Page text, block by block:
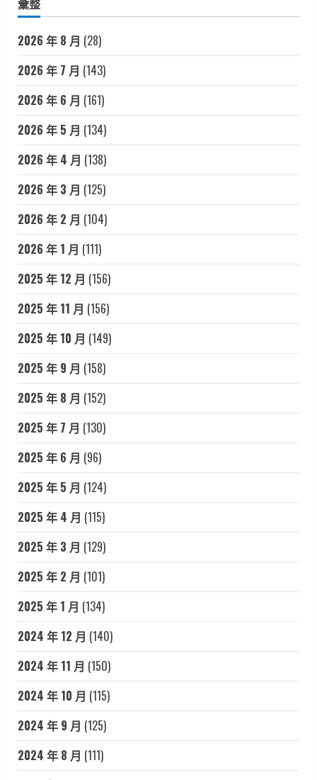
彙整
2026 年 8 月 (28)
2026 年 7 月 (143)
2026 年 6 月 (161)
2026 年 5 月 (134)
2026 年 4 月 (138)
2026 年 3 月 (125)
2026 年 2 月 (104)
2026 年 1 月 (111)
2025 年 12 月 (156)
2025 年 11 月 (156)
2025 年 10 月 (149)
2025 年 9 月 (158)
2025 年 8 月 (152)
2025 年 7 月 (130)
2025 年 6 月 (96)
2025 年 5 月 (124)
2025 年 4 月 (115)
2025 年 3 月 (129)
2025 年 2 月 (101)
2025 年 1 月 (134)
2024 年 12 月 (140)
2024 年 11 月 (150)
2024 年 10 月 (115)
2024 年 9 月 (125)
2024 年 8 月 (111)